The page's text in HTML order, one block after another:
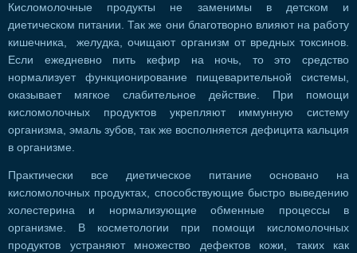
Кисломолочные продукты не заменимы в детском и
диетическом питании. Так же они благотворно влияют на работу
кишечника, желудка, очищают организм от вредных токсинов.
Если ежедневно пить кефир на ночь, то это средство
нормализует функционирование пищеварительной системы,
оказывает мягкое слабительное действие. При помощи
кисломолочных продуктов укрепляют иммунную систему
организма, эмаль зубов, так же восполняется дефицита кальция
в организме.
Практически все диетическое питание основано на
кисломолочных продуктах, способствующие быстро выведению
холестерина и нормализующие обменные процессы в
организме. В косметологии при помощи кисломолочных
продуктов устраняют множество дефектов кожи, таких как